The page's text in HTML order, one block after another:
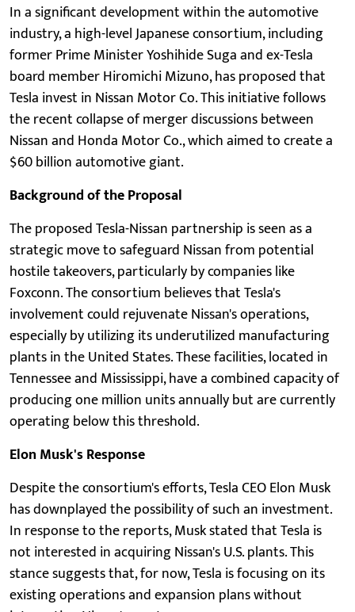
In a significant development within the automotive
industry, a high-level Japanese consortium, including
former Prime Minister Yoshihide Suga and ex-Tesla
board member Hiromichi Mizuno, has proposed that
Tesla invest in Nissan Motor Co. This initiative follows
the recent collapse of merger discussions between
Nissan and Honda Motor Co., which aimed to create a
$60 billion automotive giant.
Background of the Proposal
The proposed Tesla-Nissan partnership is seen as a
strategic move to safeguard Nissan from potential
hostile takeovers, particularly by companies like
Foxconn. The consortium believes that Tesla's
involvement could rejuvenate Nissan's operations,
especially by utilizing its underutilized manufacturing
plants in the United States. These facilities, located in
Tennessee and Mississippi, have a combined capacity of
producing one million units annually but are currently
operating below this threshold.
Elon Musk's Response
Despite the consortium's efforts, Tesla CEO Elon Musk
has downplayed the possibility of such an investment.
In response to the reports, Musk stated that Tesla is
not interested in acquiring Nissan's U.S. plants. This
stance suggests that, for now, Tesla is focusing on its
existing operations and expansion plans without